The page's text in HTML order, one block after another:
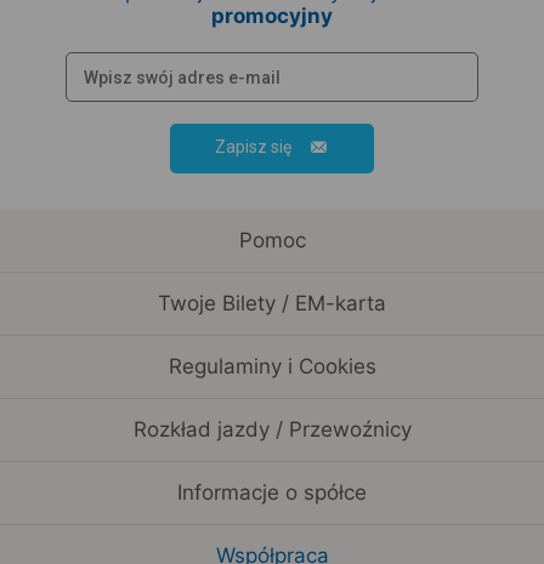
promocyjny
Zapisz się
Pomoc
Twoje Bilety / EM-karta
Regulaminy i Cookies
Rozkład jazdy / Przewoźnicy
Informacje o spółce
Współpraca